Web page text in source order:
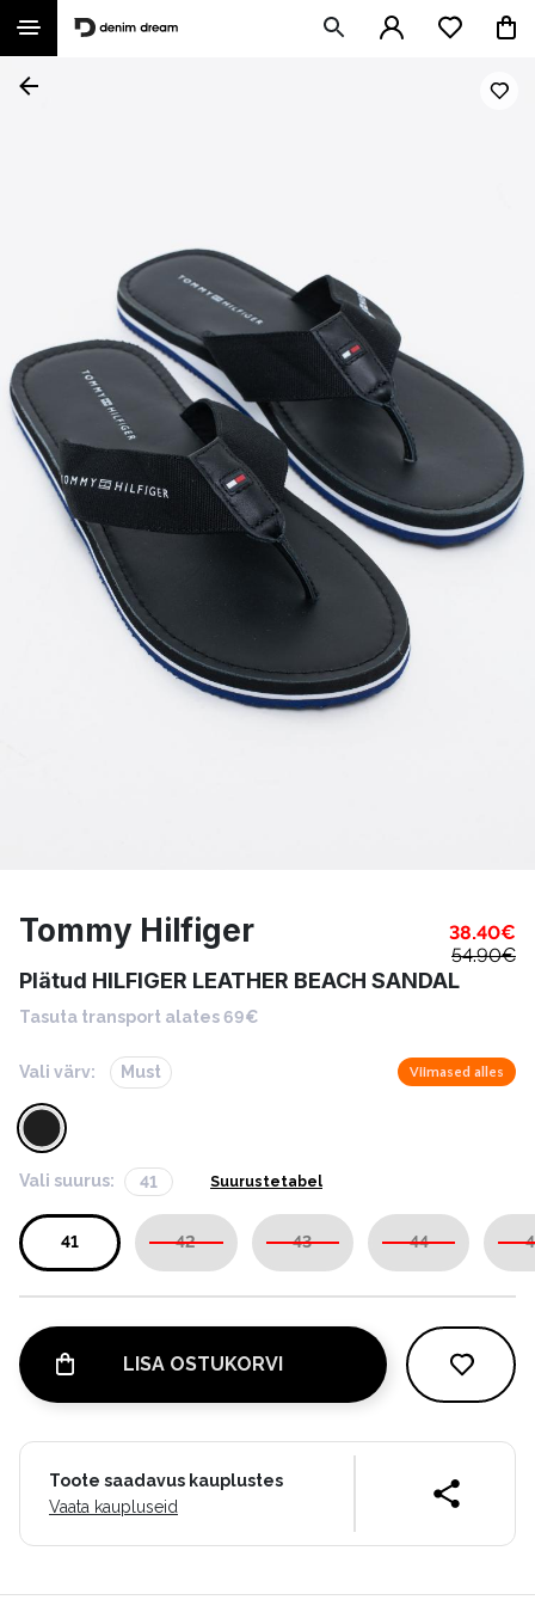
Tommy Hilfiger 38.40€
54.90€
Plätud HILFIGER LEATHER BEACH SANDAL
Tasuta transport alates 69€
Vali värv: Must Viimased alles
Vali suurus: 41 Suurustetabel
41 42 43 44
LISA OSTUKORVI
Toote saadavus kauplustes
Vaata kaupluseid